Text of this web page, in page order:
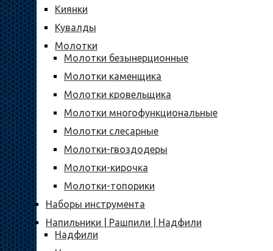
Киянки
Кувалды
Молотки
Молотки безынерционные
Молотки каменщика
Молотки кровельщика
Молотки многофункциональные
Молотки слесарные
Молотки-гвоздодеры
Молотки-кирочка
Молотки-топорики
Наборы инструмента
Напильники | Рашпили | Надфили
Надфили